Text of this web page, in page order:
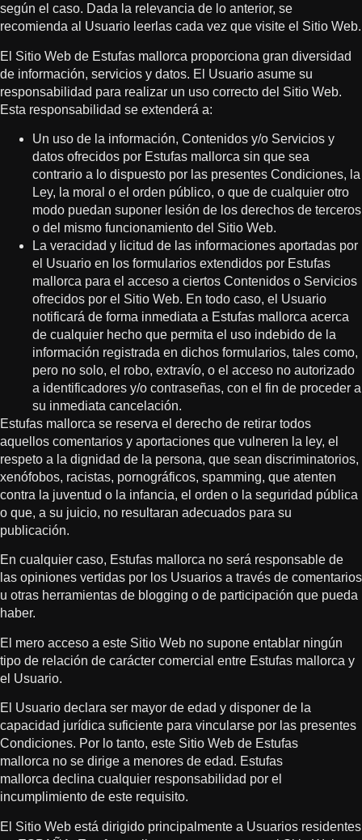
según el caso. Dada la relevancia de lo anterior, se
recomienda al Usuario leerlas cada vez que visite el Sitio Web.
El Sitio Web de Estufas mallorca proporciona gran diversidad
de información, servicios y datos. El Usuario asume su
responsabilidad para realizar un uso correcto del Sitio Web.
Esta responsabilidad se extenderá a:
Un uso de la información, Contenidos y/o Servicios y
datos ofrecidos por Estufas mallorca sin que sea
contrario a lo dispuesto por las presentes Condiciones, la
Ley, la moral o el orden público, o que de cualquier otro
modo puedan suponer lesión de los derechos de terceros
o del mismo funcionamiento del Sitio Web.
La veracidad y licitud de las informaciones aportadas por
el Usuario en los formularios extendidos por Estufas
mallorca para el acceso a ciertos Contenidos o Servicios
ofrecidos por el Sitio Web. En todo caso, el Usuario
notificará de forma inmediata a Estufas mallorca acerca
de cualquier hecho que permita el uso indebido de la
información registrada en dichos formularios, tales como,
pero no solo, el robo, extravío, o el acceso no autorizado
a identificadores y/o contraseñas, con el fin de proceder a
su inmediata cancelación.
Estufas mallorca se reserva el derecho de retirar todos
aquellos comentarios y aportaciones que vulneren la ley, el
respeto a la dignidad de la persona, que sean discriminatorios,
xenófobos, racistas, pornográficos, spamming, que atenten
contra la juventud o la infancia, el orden o la seguridad pública
o que, a su juicio, no resultaran adecuados para su
publicación.
En cualquier caso, Estufas mallorca no será responsable de
las opiniones vertidas por los Usuarios a través de comentarios
u otras herramientas de blogging o de participación que pueda
haber.
El mero acceso a este Sitio Web no supone entablar ningún
tipo de relación de carácter comercial entre Estufas mallorca y
el Usuario.
El Usuario declara ser mayor de edad y disponer de la
capacidad jurídica suficiente para vincularse por las presentes
Condiciones. Por lo tanto, este Sitio Web de Estufas
mallorca no se dirige a menores de edad. Estufas
mallorca declina cualquier responsabilidad por el
incumplimiento de este requisito.
El Sitio Web está dirigido principalmente a Usuarios residentes